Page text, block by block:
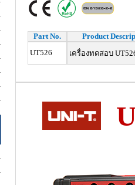
Part No.
Product
UT526
เครื่องทดสอบ